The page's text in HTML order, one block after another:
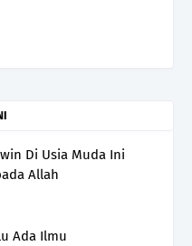
Di Usia Muda Ini
Allah
Ada Ilmu